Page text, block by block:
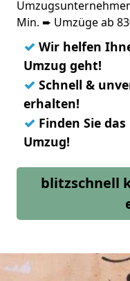
Min. ➨ Umzüge ab
✓ Wir helfen
Umzug geht!
✓ Schnell &
erhalten!
✓ Finden Sie
Umzug!
blitzschnell